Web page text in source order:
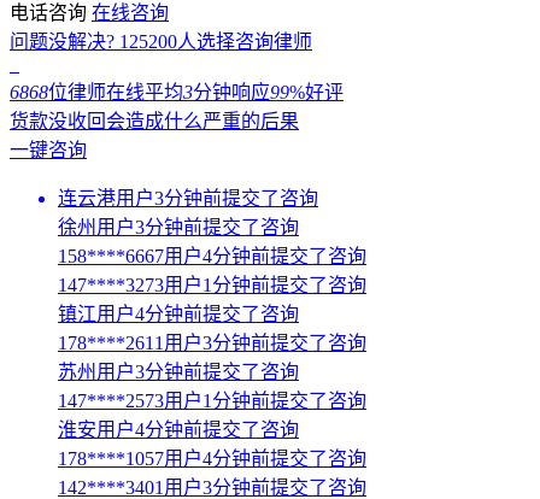
电话咨询 在线咨询
问题没解决? 125200人选择咨询律师
6868位律师在线平均3分钟响应99%好评
货款没收回会造成什么严重的后果
一键咨询
连云港用户3分钟前提交了咨询
徐州用户3分钟前提交了咨询
158****6667用户4分钟前提交了咨询
147****3273用户1分钟前提交了咨询
镇江用户4分钟前提交了咨询
178****2611用户3分钟前提交了咨询
苏州用户3分钟前提交了咨询
147****2573用户1分钟前提交了咨询
淮安用户4分钟前提交了咨询
178****1057用户4分钟前提交了咨询
142****3401用户3分钟前提交了咨询